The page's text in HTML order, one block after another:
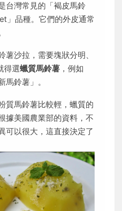
台灣常見的「褐皮馬鈴
」品種。它們的外皮通常
薯沙拉，需要塊狀分明、
得選蠟質馬鈴薯 ，例如
馬鈴薯」。
質馬鈴薯比較輕，蠟質的
據美國農業部的資料，不
可以很大，這直接決定了